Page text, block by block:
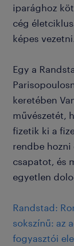
iparághoz
cég
képes
Egy a
keretében
művészetét,
fizetik ki a
rendbe
csapatot, és
egyetlen
Randstad:
sokszínű: az
fogyasztói